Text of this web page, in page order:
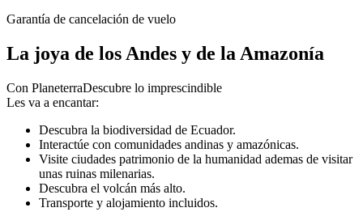
Garantía de cancelación de vuelo
La joya de los Andes y de la Amazonía
Con PlaneterraDescubre lo imprescindible
Les va a encantar:
Descubra la biodiversidad de Ecuador.
Interactúe con comunidades andinas y amazónicas.
Visite ciudades patrimonio de la humanidad ademas de visitar
unas ruinas milenarias.
Descubra el volcán más alto.
Transporte y alojamiento incluidos.